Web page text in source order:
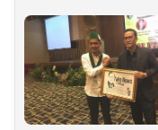
Ciprat